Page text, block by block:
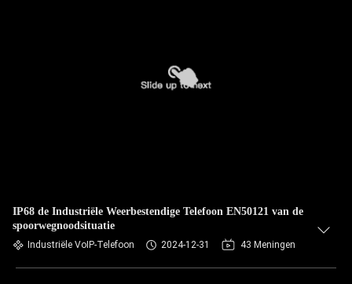
IP68 de Industriële Weerbestendige Telefoon EN50121 van de
spoorwegnoodsituatie
Industriële VoIP-Telefoon 2024-12-31 43 Meningen